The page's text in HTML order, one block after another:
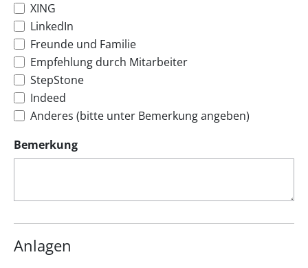
XING
LinkedIn
Freunde und Familie
Empfehlung durch Mitarbeiter
StepStone
Indeed
Anderes (bitte unter Bemerkung angeben)
Bemerkung
Anlagen